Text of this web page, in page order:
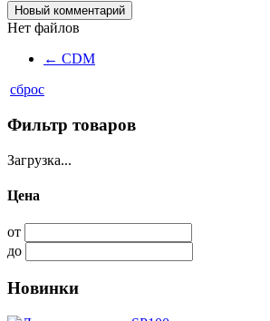
Новый комментарий
Нет файлов
← CDM
сброс
Фильтр товаров
Загрузка...
Цена
от
до
Новинки